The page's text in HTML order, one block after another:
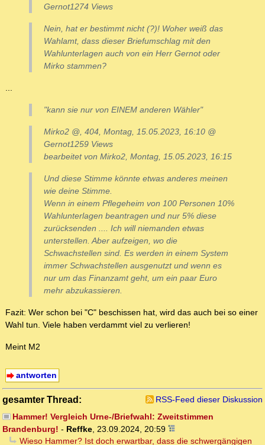
Gernot1274 Views
Nein, hat er bestimmt nicht (?)! Woher weiß das
Wahlamt, dass dieser Briefumschlag mit den
Wahlunterlagen auch von ein Herr Gernot oder
Mirko stammen?
...
"kann sie nur von EINEM anderen Wähler"
Mirko2 @, 404, Montag, 15.05.2023, 16:10 @
Gernot1259 Views
bearbeitet von Mirko2, Montag, 15.05.2023, 16:15
Und diese Stimme könnte etwas anderes meinen
wie deine Stimme.
Wenn in einem Pflegeheim von 100 Personen 10%
Wahlunterlagen beantragen und nur 5% diese
zurücksenden .... Ich will niemanden etwas
unterstellen. Aber aufzeigen, wo die
Schwachstellen sind. Es werden in einem System
immer Schwachstellen ausgenutzt und wenn es
nur um das Finanzamt geht, um ein paar Euro
mehr abzukassieren.
Fazit: Wer schon bei "C" beschissen hat, wird das auch bei so einer
Wahl tun. Viele haben verdammt viel zu verlieren!
Meint M2
antworten
gesamter Thread:
RSS-Feed dieser Diskussion
Hammer! Vergleich Urne-/Briefwahl: Zweitstimmen
Brandenburg! - Reffke, 23.09.2024, 20:59
Wieso Hammer? Ist doch erwartbar, dass die schwergängigen